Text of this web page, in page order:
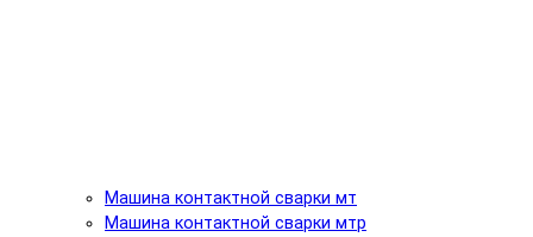
Машина контактной сварки мт
Машина контактной сварки мтр